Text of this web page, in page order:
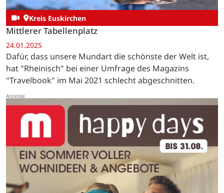
Kreis Euskirchen
Mittlerer Tabellenplatz
24.01.2025
Dafür, dass unsere Mundart die schönste der Welt ist,
hat "Rheinisch" bei einer Umfrage des Magazins
"Travelbook" im Mai 2021 schlecht abgeschnitten.